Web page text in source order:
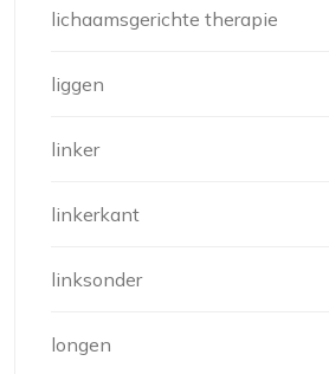
lichaamsgerichte therapie
liggen
linker
linkerkant
linksonder
longen